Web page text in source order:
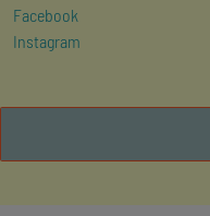
Facebook
Instagram